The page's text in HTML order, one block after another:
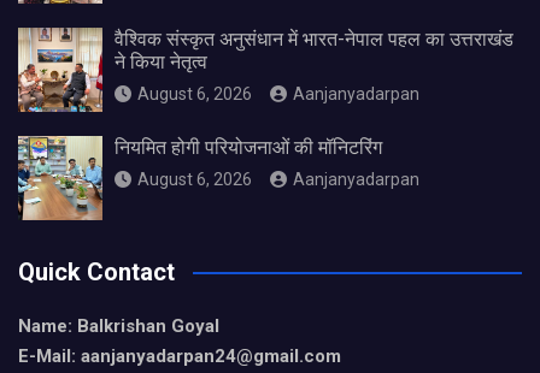
वैश्विक संस्कृत अनुसंधान में भारत-नेपाल पहल का उत्तराखंड
ने किया नेतृत्व
August 6, 2026 Aanjanyadarpan
नियमित होगी परियोजनाओं की मॉनिटरिंग
August 6, 2026 Aanjanyadarpan
Quick Contact
Name: Balkrishan Goyal
E-Mail: aanjanyadarpan24@gmail.com